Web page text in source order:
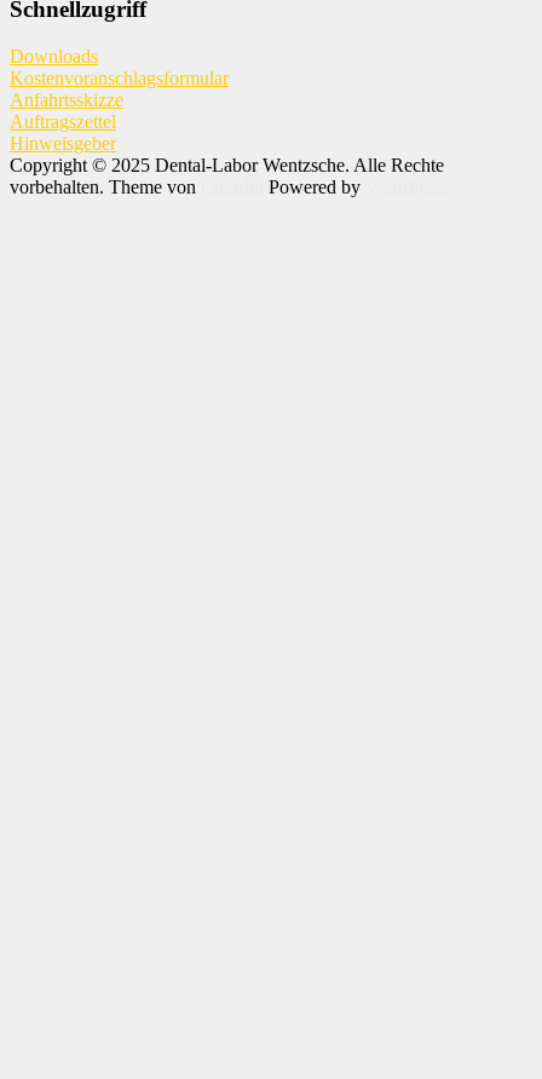
Schnellzugriff
Downloads
Kostenvoranschlagsformular
Anfahrtsskizze
Auftragszettel
Hinweisgeber
Copyright © 2025 Dental-Labor Wentzsche. Alle Rechte
vorbehalten. Theme von
Powered by